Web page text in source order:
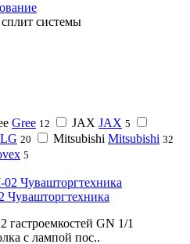
системы
Gree 12 JAX JAX 5
LG 20 Mitsubishi Mitsubishi 32
5
гастроемкостей GN 1/1
с лампой пос..